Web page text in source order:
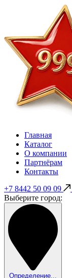
Главная
Каталог
О компании
Партнёрам
Контакты
+7 8442 50 09 09
Выберите город:
Определение...